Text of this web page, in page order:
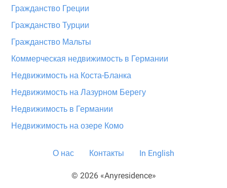
Гражданство Греции
Гражданство Турции
Гражданство Мальты
Коммерческая недвижимость в Германии
Недвижимость на Коста-Бланка
Недвижимость на Лазурном Берегу
Недвижимость в Германии
Недвижимость на озере Комо
О нас Контакты In English
© 2026 «Anyresidence»